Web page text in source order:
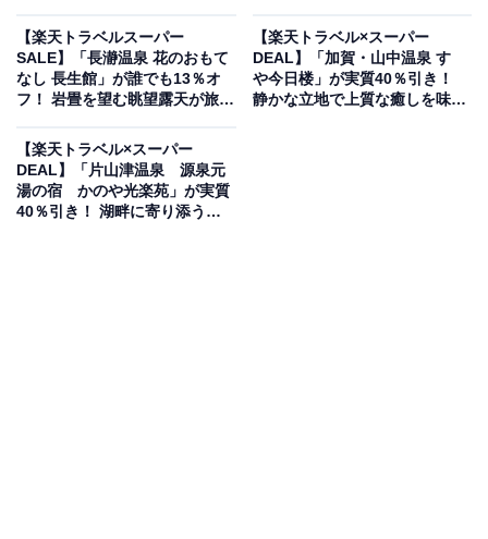
楽天トラベルでホテルを見る
この宿泊施設のおすすめポイントは？
【楽天トラベルスーパー
SALE】「長瀞温泉 花のおもて
なし 長生館」が誰でも13％オ
フ！ 岩畳を望む眺望露天が旅情
【楽天トラベル×スーパー
DEAL】「加賀・山中温泉 すゞ
や今日楼」が実質40％引き！
静かな立地で上質な癒しを味わ
【楽天トラベル×スーパー
DEAL】「片山津温泉 源泉元
湯の宿 かのや光楽苑」が実質
40％引き！ 湖畔に寄り添う和